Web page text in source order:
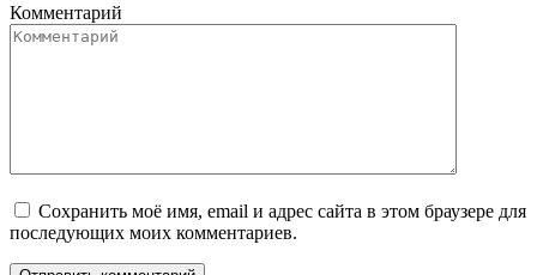
Комментарий
Сохранить моё имя, email и адрес сайта в этом браузере для
последующих моих комментариев.